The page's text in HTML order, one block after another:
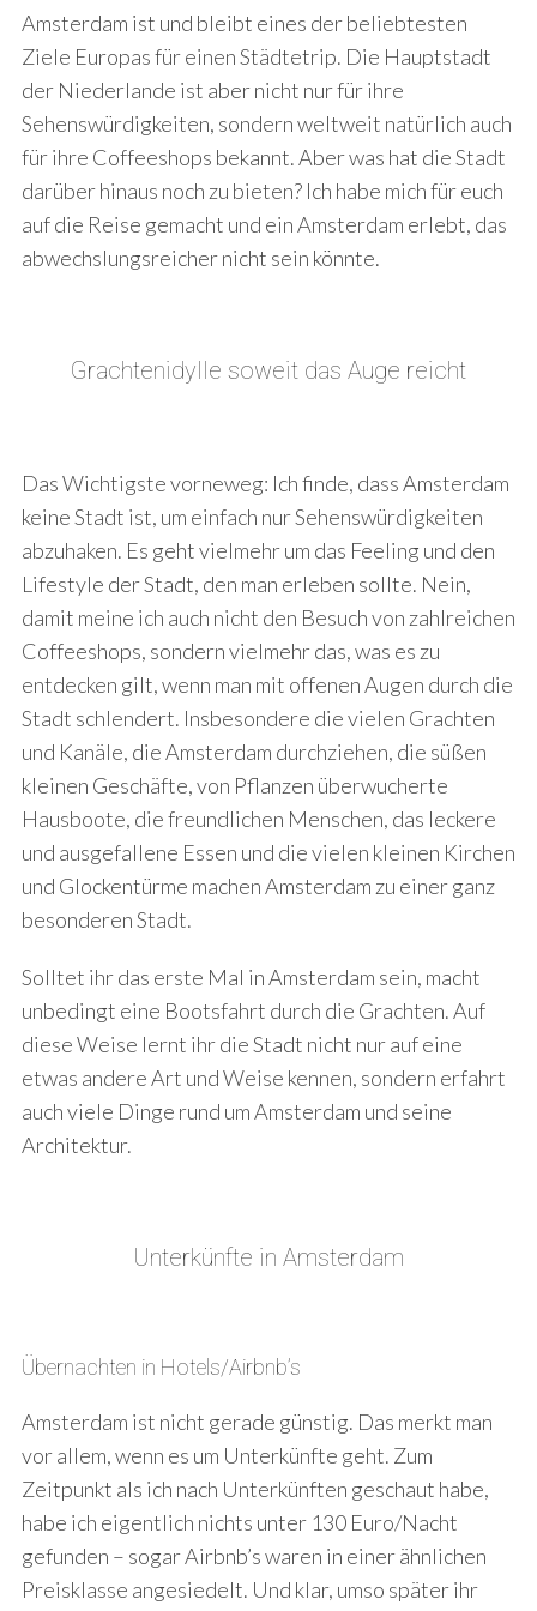
Amsterdam ist und bleibt eines der beliebtesten
Ziele Europas für einen Städtetrip. Die Hauptstadt
der Niederlande ist aber nicht nur für ihre
Sehenswürdigkeiten, sondern weltweit natürlich auch
für ihre Coffeeshops bekannt. Aber was hat die Stadt
darüber hinaus noch zu bieten? Ich habe mich für euch
auf die Reise gemacht und ein Amsterdam erlebt, das
abwechslungsreicher nicht sein könnte.
Grachtenidylle soweit das Auge reicht
Das Wichtigste vorneweg: Ich finde, dass Amsterdam
keine Stadt ist, um einfach nur Sehenswürdigkeiten
abzuhaken. Es geht vielmehr um das Feeling und den
Lifestyle der Stadt, den man erleben sollte. Nein,
damit meine ich auch nicht den Besuch von zahlreichen
Coffeeshops, sondern vielmehr das, was es zu
entdecken gilt, wenn man mit offenen Augen durch die
Stadt schlendert. Insbesondere die vielen Grachten
und Kanäle, die Amsterdam durchziehen, die süßen
kleinen Geschäfte, von Pflanzen überwucherte
Hausboote, die freundlichen Menschen, das leckere
und ausgefallene Essen und die vielen kleinen Kirchen
und Glockentürme machen Amsterdam zu einer ganz
besonderen Stadt.
Solltet ihr das erste Mal in Amsterdam sein, macht
unbedingt eine Bootsfahrt durch die Grachten. Auf
diese Weise lernt ihr die Stadt nicht nur auf eine
etwas andere Art und Weise kennen, sondern erfahrt
auch viele Dinge rund um Amsterdam und seine
Architektur.
Unterkünfte in Amsterdam
Übernachten in Hotels/Airbnb’s
Amsterdam ist nicht gerade günstig. Das merkt man
vor allem, wenn es um Unterkünfte geht. Zum
Zeitpunkt als ich nach Unterkünften geschaut habe,
habe ich eigentlich nichts unter 130 Euro/Nacht
gefunden – sogar Airbnb’s waren in einer ähnlichen
Preisklasse angesiedelt. Und klar, umso später ihr